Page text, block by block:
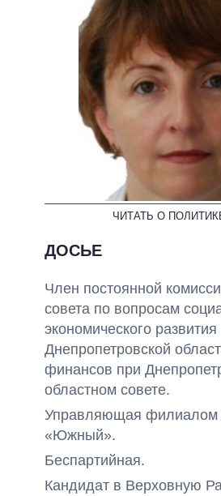
ВСЕ ОБЕЩАНИЯ
АРХИВНЫЕ
ЧИТАТЬ О
ДОСЬЕ
Член постоянной
совета по вопросам
экономического развития
Днепропетровской
финансов при
областном совете.
Управляющая
«Южный».
Беспартийная.
Кандидат в Верховную